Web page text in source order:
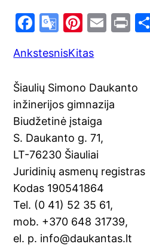
F
c
e
b
o
o
k
G
o
gl
e
Tr
a
n
sl
at
e
Pi
er
e
st
E
l
Pr
AnkstesnisKitas
Šiaulių Simono Daukanto
inžinerijos gimnazija
Biudžetinė įstaiga
S. Daukanto g. 71,
LT-76230 Šiauliai
Juridinių asmenų registras
Kodas 190541864
Tel. (0 41) 52 35 61,
mob. +370 648 31739,
el. p. info@daukantas.lt